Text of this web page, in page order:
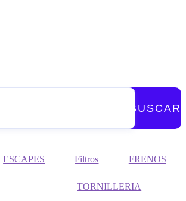
BUSCAR
ESCAPES Filtros FRENOS
TORNILLERIA